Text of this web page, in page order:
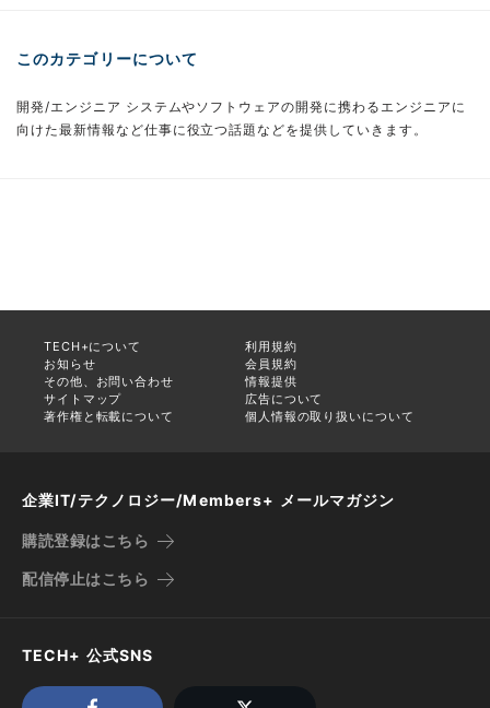
このカテゴリーについて
開発/エンジニア システムやソフトウェアの開発に携わるエンジニアに
向けた最新情報など仕事に役立つ話題などを提供していきます。
TECH+について
利用規約
お知らせ
会員規約
その他、お問い合わせ
情報提供
サイトマップ
広告について
著作権と転載について
個人情報の取り扱いについて
企業IT/テクノロジー/Members+ メールマガジン
購読登録はこちら
配信停止はこちら
TECH+ 公式SNS